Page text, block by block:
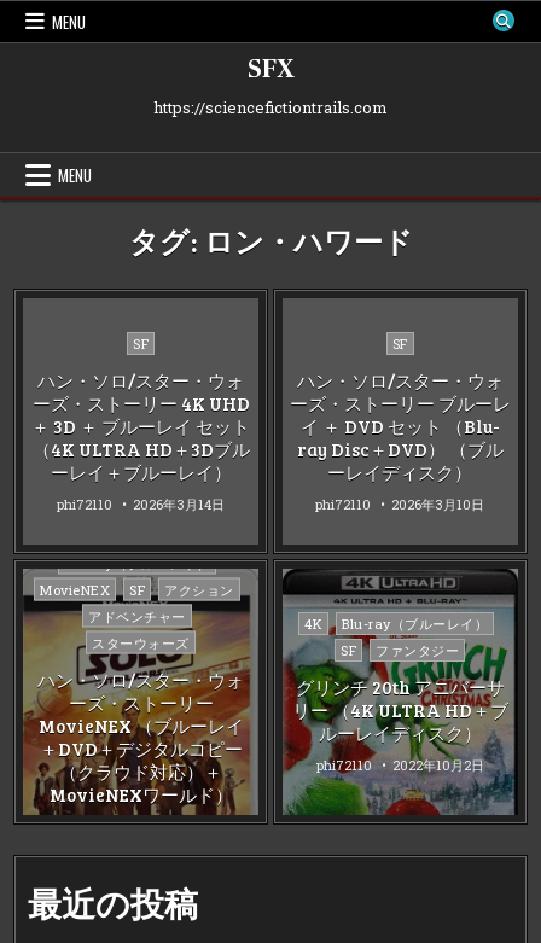
Skip
MENU
SFX
https://sciencefictiontrails.com
MENU
タグ: ロン・ハワード
Posted
SF
ハン・ソロ/スター・ウォ
ーズ・ストーリー 4K UHD
＋ 3D ＋ ブルーレイ セット
（4K ULTRA HD＋3Dブル
ーレイ＋ブルーレイ）
phi72110 2026年3月14日
Posted
SF
ハン・ソロ/スター・ウォ
ーズ・ストーリー ブルーレ
イ ＋ DVD セット （Blu-
ray Disc＋DVD） （ブル
ーレイディスク）
phi72110 2026年3月10日
Posted
in
Blu-ray（ブルーレイ）
MovieNEX
SF
アクション
アドベンチャー
スターウォーズ
ハン・ソロ/スター・ウォ
ーズ・ストーリー
MovieNEX （ブルーレイ
＋DVD＋デジタルコピー
（クラウド対応）＋
MovieNEXワールド）
phi72110 2023年6月16日
Posted
in
4K
Blu-ray（ブルーレイ）
SF
ファンタジー
グリンチ 20th アニバーサ
リー （4K ULTRA HD＋ブ
ルーレイディスク）
phi72110 2022年10月2日
最近の投稿